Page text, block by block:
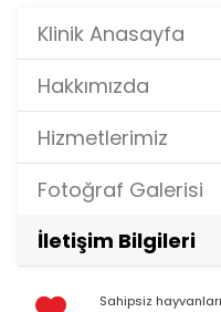
Klinik Anasayfa
Hakkımızda
Hizmetlerimiz
Fotoğraf Galerisi
İletişim Bilgileri
Sahipsiz